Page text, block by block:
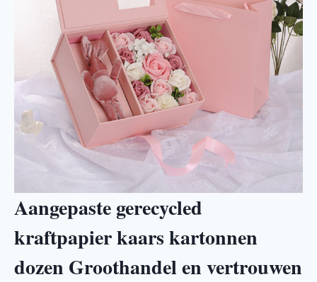
Aangepaste gerecycled
kraftpapier kaars kartonnen
dozen Groothandel en vertrouwen